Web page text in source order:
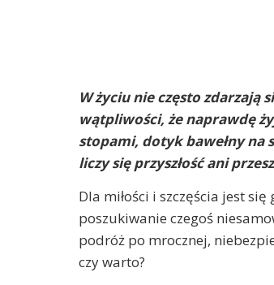
W życiu nie często zdarzają
wątpliwości, że naprawdę
stopami, dotyk bawełny na
liczy się przyszłość ani
Dla miłości i szczęścia jest
poszukiwanie czegoś
podróż po mrocznej,
czy warto?